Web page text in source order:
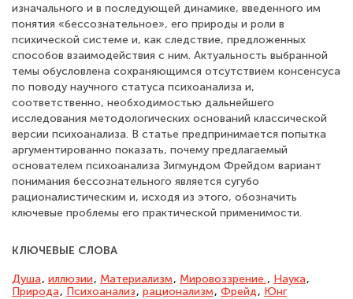
изначального и в последующей динамике, введенного им
понятия «бессознательное», его природы и роли в
психической системе и, как следствие, предложенных
способов взаимодействия с ним. Актуальность выбранной
темы обусловлена сохраняющимся отсутствием консенсуса
по поводу научного статуса психоанализа и,
соответственно, необходимостью дальнейшего
исследования методологических оснований классической
версии психоанализа. В статье предпринимается попытка
аргументированно показать, почему предлагаемый
основателем психоанализа Зигмундом Фрейдом вариант
понимания бессознательного является сугубо
рационалистическим и, исходя из этого, обозначить
ключевые проблемы его практической применимости.
КЛЮЧЕВЫЕ СЛОВА
Душа, иллюзии, Материализм, Мировоззрение., Наука,
Приро­да, Психоанализ, рационализм, Фрейд, Юнг